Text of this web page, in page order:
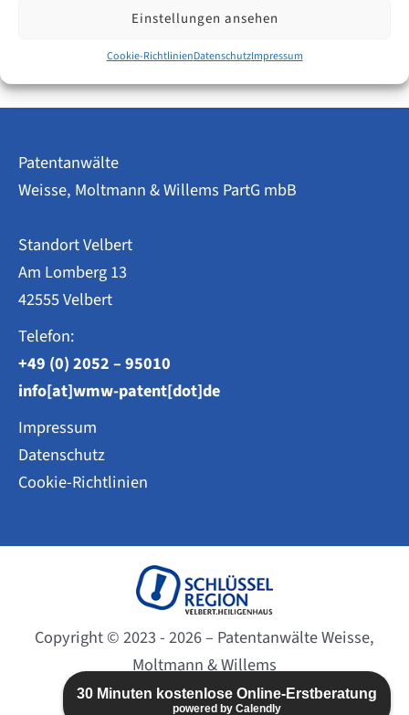
30 Minuten kostenlose Online-Erstberatung
powered by Calendly
Einstellungen ansehen
Cookie-RichtlinienDatenschutzImpressum
Ausschreibungen
–
Chance
Kanzleien?
Patentanwälte
Weisse, Moltmann & Willems PartG mbB
Standort Velbert
Am Lomberg 13
42555 Velbert
Telefon:
+49 (0) 2052 – 95010
info[at]wmw-patent[dot]de
Impressum
Datenschutz
Cookie-Richtlinien
Copyright © 2023 - 2026 – Patentanwälte Weisse,
Moltmann & Willems
Website created byBC-DESIGN